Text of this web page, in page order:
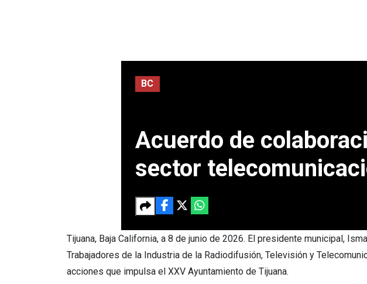
BC
Acuerdo de
sector
Tijuana, Baja California, a 8 de junio de 2026. El presidente municipal,
Trabajadores de la Industria de la Radiodifusión, Televisión y
acciones que impulsa el XXV Ayuntamiento de Tijuana.